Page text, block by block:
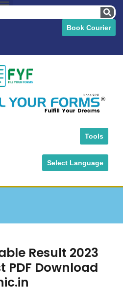
Book Courier
Tools
Select Language
Result 2023
PDF Download